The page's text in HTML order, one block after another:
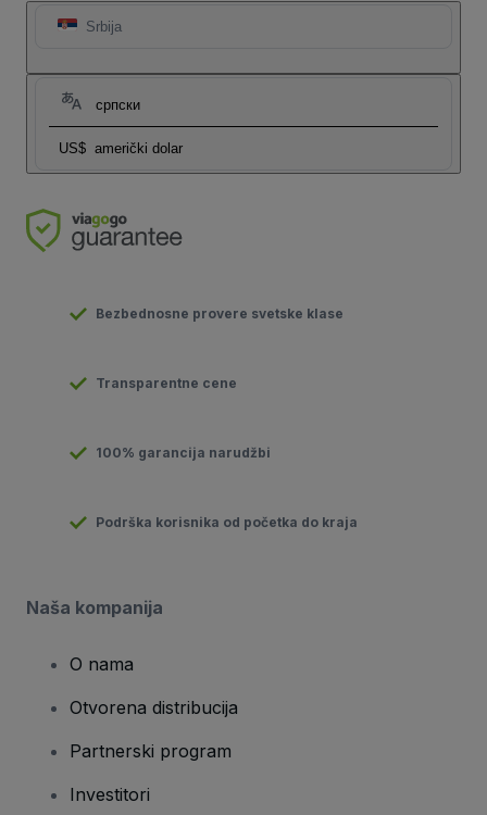
Srbija
српски
US$ američki dolar
Bezbednosne provere svetske klase
Transparentne cene
100% garancija narudžbi
Podrška korisnika od početka do kraja
Naša kompanija
O nama
Otvorena distribucija
Partnerski program
Investitori